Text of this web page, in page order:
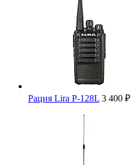
Рация Lira P-128L 3 400 ₽